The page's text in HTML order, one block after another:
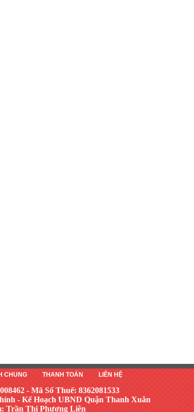
CHUNG THANH TOÁN LIÊN HỆ
- Mã Số Thuế: 8362081533
- Kế Hoạch UBND Quận Thanh Xuân
Trần Thị Phương Liên